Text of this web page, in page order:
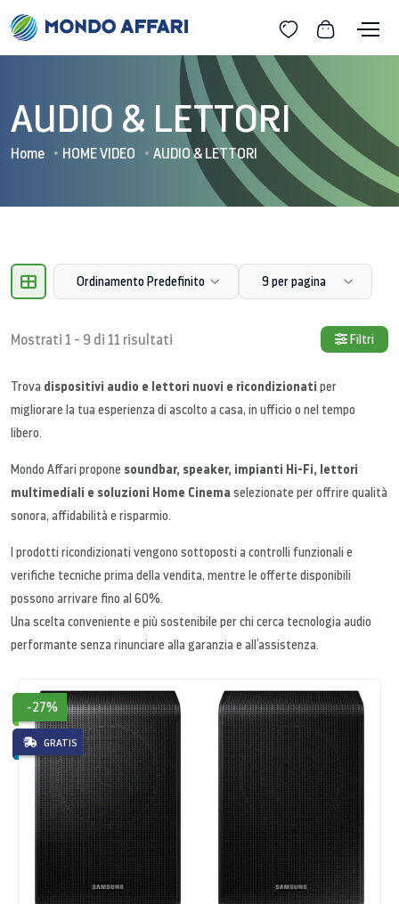
AUDIO & LETTORI
Home HOME VIDEO AUDIO & LETTORI
Ordinamento Predefinito 9 per pagina
Mostrati 1 - 9 di 11 risultati Filtri
Trova dispositivi audio e lettori nuovi e ricondizionati per
migliorare la tua esperienza di ascolto a casa, in ufficio o nel tempo
libero.
Mondo Affari propone soundbar, speaker, impianti Hi-Fi, lettori
multimediali e soluzioni Home Cinema selezionate per offrire qualità
sonora, affidabilità e risparmio.
I prodotti ricondizionati vengono sottoposti a controlli funzionali e
verifiche tecniche prima della vendita, mentre le offerte disponibili
possono arrivare fino al 60%.
Una scelta conveniente e più sostenibile per chi cerca tecnologia audio
performante senza rinunciare alla garanzia e all’assistenza.
-27%
GRATIS